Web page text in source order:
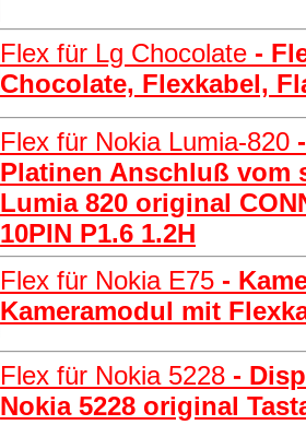
Flex für Lg Chocolate -
Chocolate, Flexkabel,
Flex für Nokia Lumia-820
Platinen Anschluß vom
Lumia 820 original
10PIN P1.6 1.2H
Flex für Nokia E75 -
Kameramodul mit
Flex für Nokia 5228 -
Nokia 5228 original